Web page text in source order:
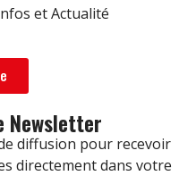
et Actualité
Newsletter
diffusion pour recevoir
directement dans votre